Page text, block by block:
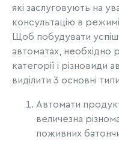
які заслуговують на
консультацію в
Щоб побудувати
автоматах, необхідно
категорії і
виділити 3 основні
Автомати
величезна
поживних